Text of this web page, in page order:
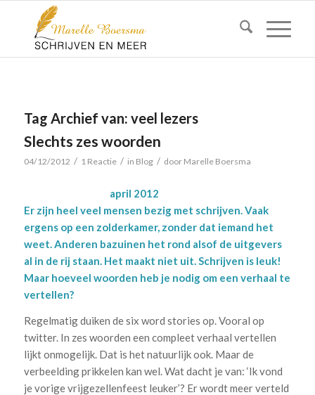
Tag Archief van: veel lezers
Slechts zes woorden
04/12/2012 / 1 Reactie / in Blog / door Marelle Boersma
april 2012
Er zijn heel veel mensen bezig met schrijven. Vaak
ergens op een zolderkamer, zonder dat iemand het
weet. Anderen bazuinen het rond alsof de uitgevers
al in de rij staan. Het maakt niet uit. Schrijven is leuk!
Maar hoeveel woorden heb je nodig om een verhaal te
vertellen?
Regelmatig duiken de six word stories op. Vooral op
twitter. In zes woorden een compleet verhaal vertellen
lijkt onmogelijk. Dat is het natuurlijk ook. Maar de
verbeelding prikkelen kan wel. Wat dacht je van: ‘Ik vond
je vorige vrijgezellenfeest leuker’? Er wordt meer verteld